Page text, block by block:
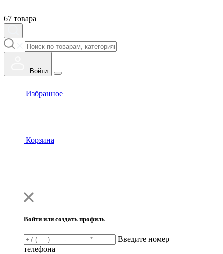
67 товара
Войти
Избранное
Корзина
Войти или создать профиль
Введите номер
телефона